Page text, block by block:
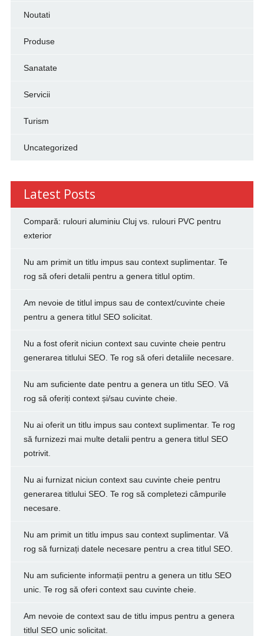
Noutati
Produse
Sanatate
Servicii
Turism
Uncategorized
Latest Posts
Compară: rulouri aluminiu Cluj vs. rulouri PVC pentru
exterior
Nu am primit un titlu impus sau context suplimentar. Te
rog să oferi detalii pentru a genera titlul optim.
Am nevoie de titlul impus sau de context/cuvinte cheie
pentru a genera titlul SEO solicitat.
Nu a fost oferit niciun context sau cuvinte cheie pentru
generarea titlului SEO. Te rog să oferi detaliile necesare.
Nu am suficiente date pentru a genera un titlu SEO. Vă
rog să oferiți context și/sau cuvinte cheie.
Nu ai oferit un titlu impus sau context suplimentar. Te rog
să furnizezi mai multe detalii pentru a genera titlul SEO
potrivit.
Nu ai furnizat niciun context sau cuvinte cheie pentru
generarea titlului SEO. Te rog să completezi câmpurile
necesare.
Nu am primit un titlu impus sau context suplimentar. Vă
rog să furnizați datele necesare pentru a crea titlul SEO.
Nu am suficiente informații pentru a genera un titlu SEO
unic. Te rog să oferi context sau cuvinte cheie.
Am nevoie de context sau de titlu impus pentru a genera
titlul SEO unic solicitat.